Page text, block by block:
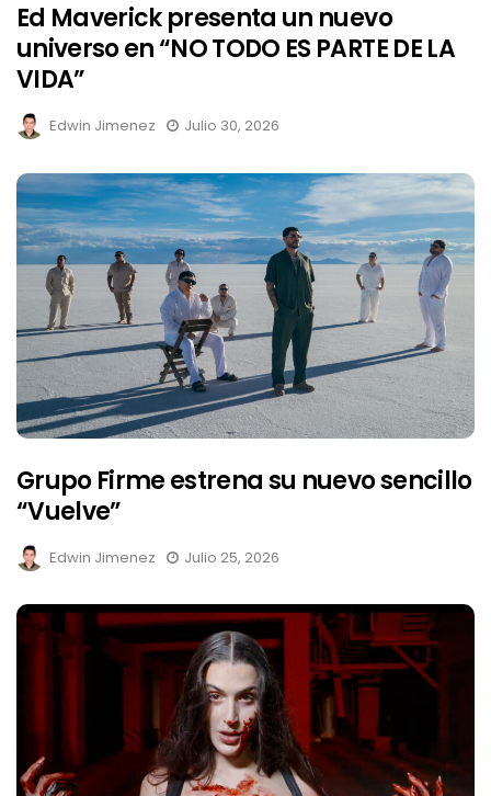
Ed Maverick presenta un nuevo
universo en “NO TODO ES PARTE DE LA
VIDA”
Edwin Jimenez Julio 30, 2026
Grupo Firme estrena su nuevo sencillo
“Vuelve”
Edwin Jimenez Julio 25, 2026